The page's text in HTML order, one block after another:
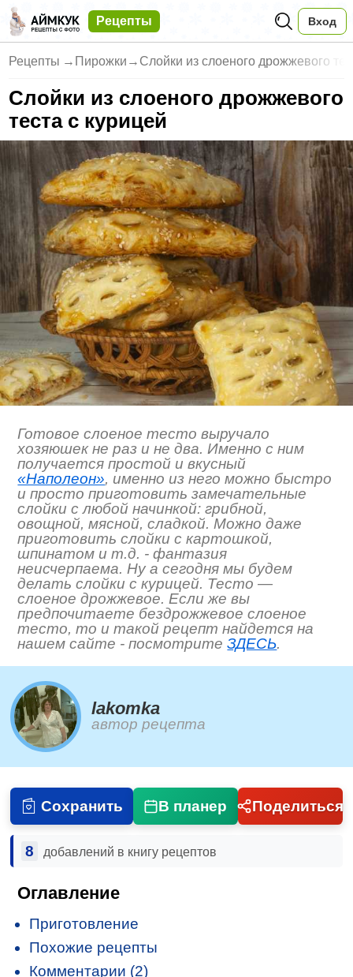
Рецепты Вход
Рецепты → Пирожки → Слойки из слоеного дрожжевого
Слойки из слоеного дрожжевого
теста с курицей
Готовое слоеное тесто выручало
хозяюшек не раз и не два. Именно с ним
получается простой и вкусный
«Наполеон», именно из него можно быстро
и просто приготовить замечательные
слойки с любой начинкой: грибной,
овощной, мясной, сладкой. Можно даже
приготовить слойки с картошкой,
шпинатом и т.д. - фантазия
неисчерпаема. Ну а сегодня мы будем
делать слойки с курицей. Тесто —
слоеное дрожжевое. Если же вы
предпочитаете бездрожжевое слоеное
тесто, то и такой рецепт найдется на
нашем сайте - посмотритеЗДЕСЬ.
lakomka
автор рецепта
Сохранить В планер Поделиться
8 добавлений в книгу рецептов
Оглавление
Приготовление
Похожие рецепты
Комментарии (2)